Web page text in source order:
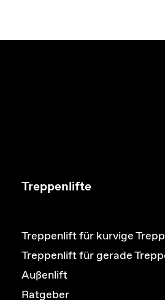
Treppenlifte
Treppenlift für kurvige
Treppenlift für gerade
Außenlift
Ratgeber